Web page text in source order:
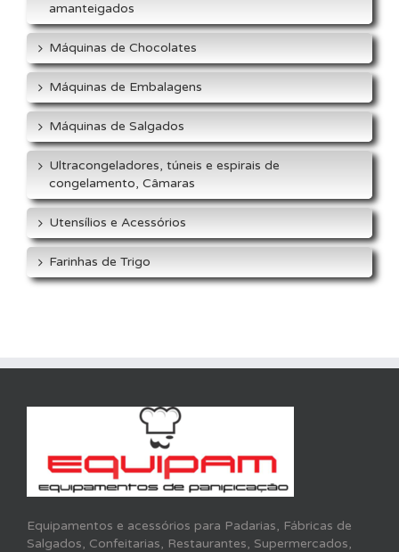
amanteigados
Máquinas de Chocolates
Máquinas de Embalagens
Máquinas de Salgados
Ultracongeladores, túneis e espirais de
congelamento, Câmaras
Utensílios e Acessórios
Farinhas de Trigo
Equipamentos e acessórios para Padarias, Fábricas de
Salgados, Confeitarias, Restaurantes, Supermercados,